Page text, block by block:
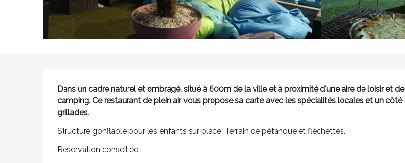
Description
Dans un cadre naturel et ombragé, situé à 600m de la ville et à proximité d'une aire de loisir et de
camping. Ce restaurant de plein air vous propose sa carte avec les spécialités locales et un côté
grillades.
Structure gonflable pour les enfants sur place. Terrain de pétanque et fléchettes.
Réservation conseillée.